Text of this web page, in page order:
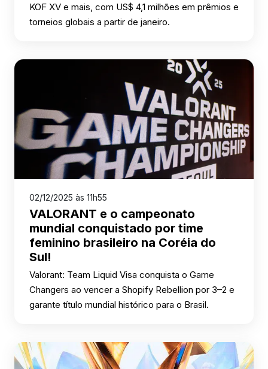
KOF XV e mais, com US$ 4,1 milhões em prêmios e
torneios globais a partir de janeiro.
02/12/2025 às 11h55
VALORANT e o campeonato
mundial conquistado por time
feminino brasileiro na Coréia do
Sul!
Valorant: Team Liquid Visa conquista o Game
Changers ao vencer a Shopify Rebellion por 3–2 e
garante título mundial histórico para o Brasil.